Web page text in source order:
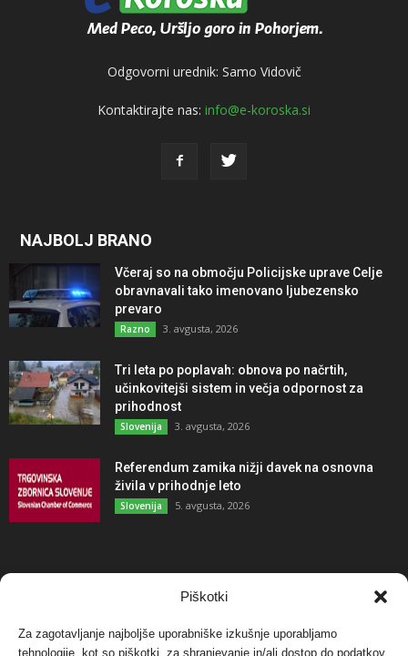
Piškotki
Za zagotavljanje najboljše uporabniške izkušnje uporabljamo
tehnologije, kot so piškotki, za shranjevanje in/ali dostop do podatkov
Odgovorni urednik: Samo Vidovič
Kontaktirajte nas: info@e-koroska.si
NAJBOLJ BRANO
Včeraj so na območju Policijske uprave Celje
obravnavali tako imenovano ljubezensko
prevaro
Razno 3. avgusta, 2026
Tri leta po poplavah: obnova po načrtih,
učinkovitejši sistem in večja odpornost za
prihodnost
Slovenija 3. avgusta, 2026
Referendum zamika nižji davek na osnovna
živila v prihodnje leto
Slovenija 5. avgusta, 2026
NAJBOLJ KOMENTIRANO
Protest proti vetrnim elektrarnam na Ojstrici, v